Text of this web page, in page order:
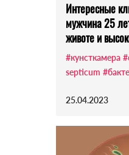
Интересные
мужчина 25
животе и
#кунсткамера
septicum
25.04.2023